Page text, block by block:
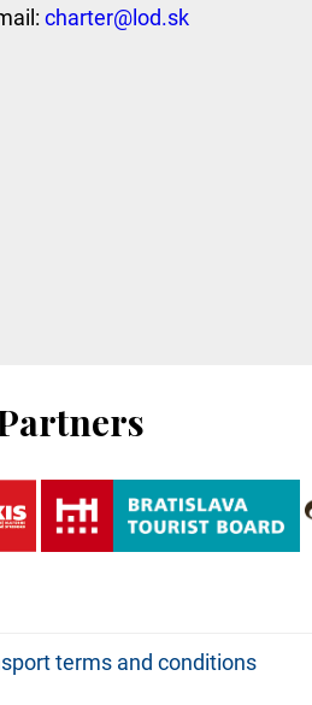
charter@lod.sk
terms and conditions